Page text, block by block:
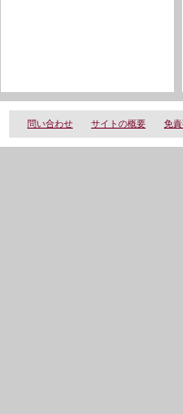
問い合わせ サイトの概要 免